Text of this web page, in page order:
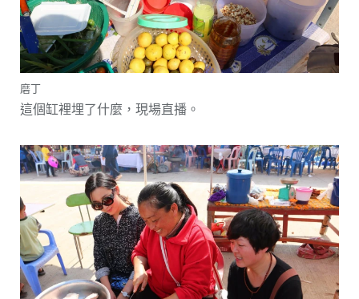
磨丁
這個缸裡埋了什麼，現場直播。